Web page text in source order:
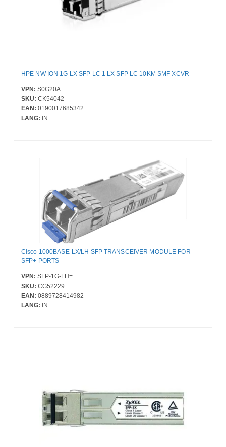
HPE NW ION 1G LX SFP LC 1 LX SFP LC 10KM SMF XCVR
VPN: S0G20A
SKU: CK54042
EAN: 0190017685342
LANG: IN
Cisco 1000BASE-LX/LH SFP TRANSCEIVER MODULE FOR
SFP+ PORTS
VPN: SFP-1G-LH=
SKU: CG52229
EAN: 0889728414982
LANG: IN